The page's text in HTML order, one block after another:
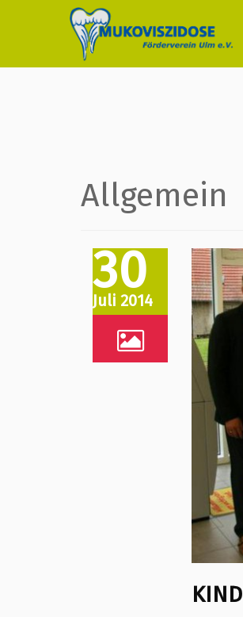
Allgemein
30
Juli 2014